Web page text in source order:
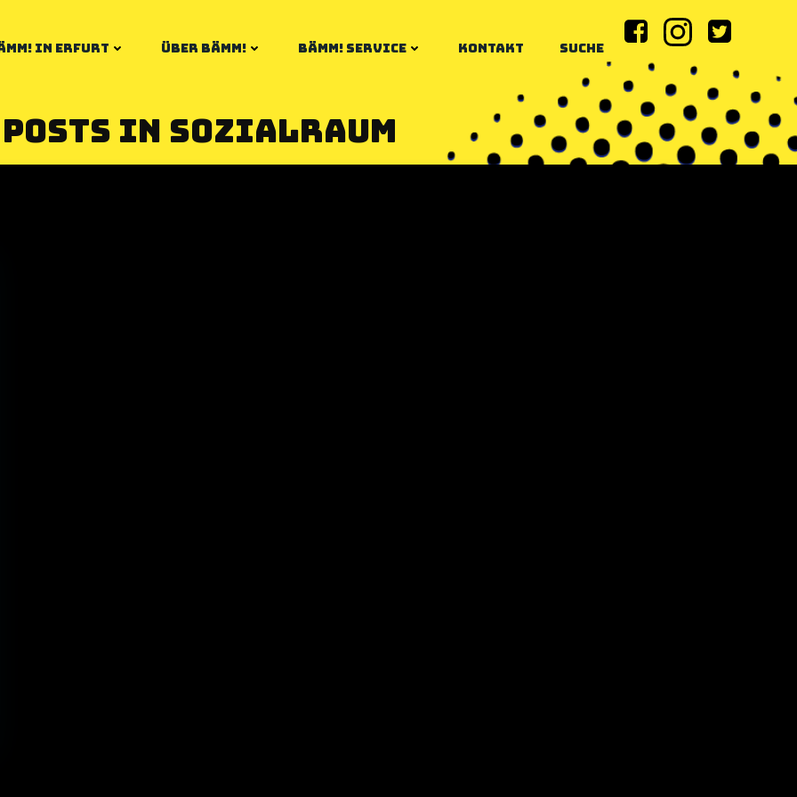
IN ERFURT ÜBER BÄMM! BÄMM! SERVICE KONTAKT SUCHE
Posts in Sozialraum